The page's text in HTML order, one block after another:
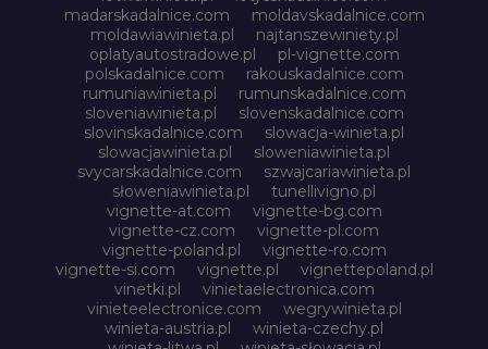
madarskadalnice.com
moldavskadalnice.com
moldawiawinieta.pl
najtanszewiniety.pl
oplatyautostradowe.pl
pl-vignette.com
polskadalnice.com
rakouskadalnice.com
rumuniawinieta.pl
rumunskadalnice.com
sloveniawinieta.pl
slovenskadalnice.com
slovinskadalnice.com
slowacja-winieta.pl
slowacjawinieta.pl
sloweniawinieta.pl
svycarskadalnice.com
szwajcariawinieta.pl
słoweniawinieta.pl
tunellivigno.pl
vignette-at.com
vignette-bg.com
vignette-cz.com
vignette-pl.com
vignette-poland.pl
vignette-ro.com
vignette-si.com
vignette.pl
vignettepoland.pl
vinetki.pl
vinietaelectronica.com
vinieteelectronice.com
wegrywinieta.pl
winieta-austria.pl
winieta-czechy.pl